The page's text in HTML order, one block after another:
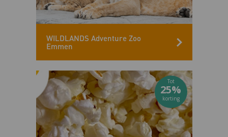
WILDLANDS Adventure Zoo
Emmen
25%